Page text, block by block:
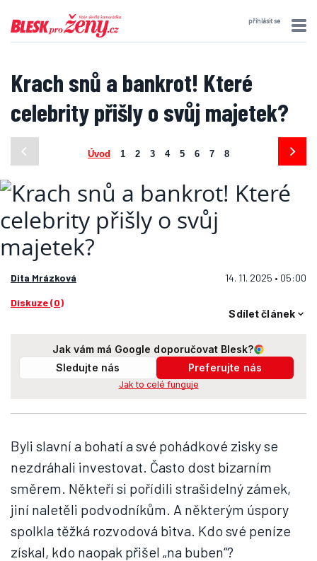
přihlásit se
Krach snů a bankrot! Které
celebrity přišly o svůj majetek?
Úvod 1 2 3 4 5 6 7 8
Dita Mrázková 14. 11. 2025 • 05:00
Diskuze (0)
Sdílet článek
Jak vám má Google doporučovat Blesk?
Sledujte nás
Preferujte nás
Jak to celé funguje
Byli slavní a bohatí a své pohádkové zisky se
nezdráhali investovat. Často dost bizarním
směrem. Někteří si pořídili strašidelný zámek,
jiní naletěli podvodníkům. A některým úspory
spolkla těžká rozvodová bitva. Kdo své peníze
získal, kdo naopak přišel „na buben“?